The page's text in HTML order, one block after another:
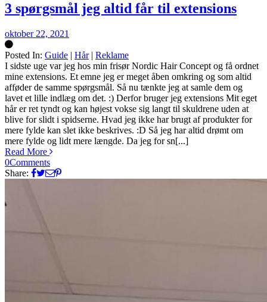
3 spørgsmål jeg altid får til extensions
oktober 22, 2021
Posted In: Guide | Hår| Reklame
Silke
I sidste uge var jeg hos min frisør Nordic Hair Concept og få ordnet
mine extensions. Et emne jeg er meget åben omkring og som altid
afføder de samme spørgsmål. Så nu tænkte jeg at samle dem og
lavet et lille indlæg om det. :) Derfor bruger jeg extensions Mit eget
hår er ret tyndt og kan højest vokse sig langt til skuldrene uden at
blive for slidt i spidserne. Hvad jeg ikke har brugt af produkter for
mere fylde kan slet ikke beskrives. :D Så jeg har altid drømt om
mere fylde og lidt mere længde. Da jeg for sn[...]
Read More
0Comments
Share: